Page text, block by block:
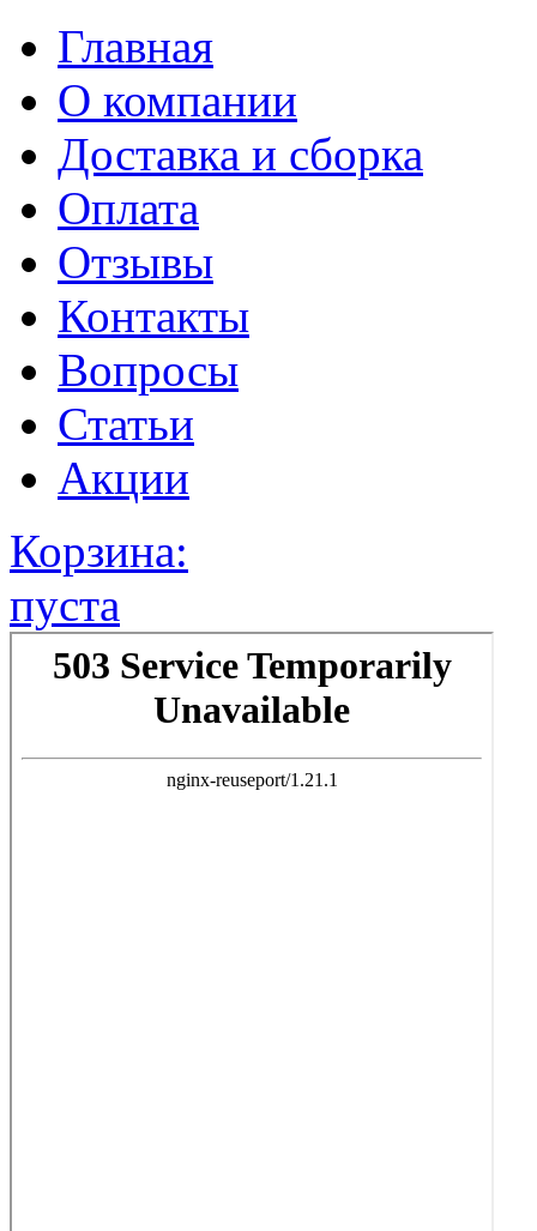
Главная
О компании
Доставка и сборка
Оплата
Отзывы
Контакты
Вопросы
Статьи
Акции
Корзина:
пуста